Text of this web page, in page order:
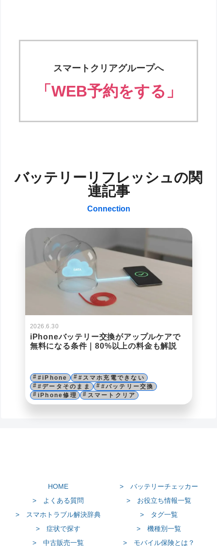
スマートクリアグループへ
「WEB予約をする」
バッテリーリフレッシュの関
連記事
Connection
2026.6.30
iPhoneバッテリー交換がアップルケアで
無料になる条件｜80%以上の料金も解説
#iPhone
#スマホ充電できない
#データそのまま
#バッテリー交換
iPhone修理
スマートクリア
HOME
> バッテリーチェッカー
> よくある質問
> お役立ち情報一覧
> スマホトラブル解決辞典
> タグ一覧
> 症状で探す
> 機種別一覧
> 中古販売一覧
> モバイル保険とは？